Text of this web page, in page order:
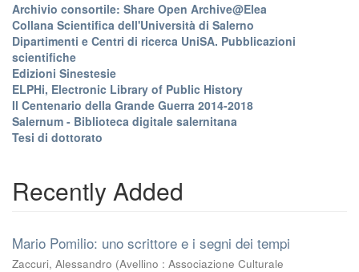
Archivio consortile: Share Open Archive@Elea
Collana Scientifica dell'Università di Salerno
Dipartimenti e Centri di ricerca UniSA. Pubblicazioni
scientifiche
Edizioni Sinestesie
ELPHi, Electronic Library of Public History
Il Centenario della Grande Guerra 2014-2018
Salernum - Biblioteca digitale salernitana
Tesi di dottorato
Recently Added
Mario Pomilio: uno scrittore e i segni dei tempi
Zaccuri, Alessandro (Avellino : Associazione Culturale